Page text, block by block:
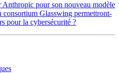
pour son nouveau modèle
Glasswing permettront-
pour la cybersécurité ?